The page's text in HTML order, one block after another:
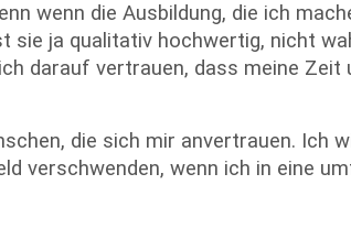
wenn die Ausbildung, die ich
ja qualitativ hochwertig, nicht
darauf vertrauen, dass meine Zeit
die sich mir anvertrauen. Ich
verschwenden, wenn ich in eine